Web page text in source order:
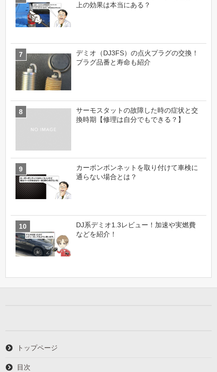
上の効果は本当にある？
デミオ（DJ3FS）の点火プラグの交換！
プラグ品番と寿命も紹介
サーモスタットの故障した時の症状と交
換時期【修理は自分でもできる？】
カーボンボンネットを取り付けて車検に
通らない場合とは？
DJ系デミオ1.3レビュー！加速や実燃費
などを紹介！
トップページ
目次